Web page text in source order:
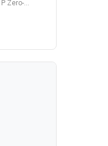
Zero-